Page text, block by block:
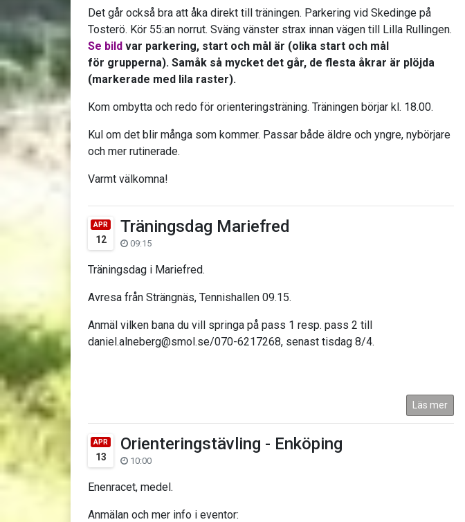
Det går också bra att åka direkt till träningen. Parkering vid Skedinge på
Tosterö. Kör 55:an norrut. Sväng vänster strax innan vägen till Lilla Rullingen.
Se bild var parkering, start och mål är (olika start och mål
för grupperna). Samåk så mycket det går, de flesta åkrar är plöjda
(markerade med lila raster).
Kom ombytta och redo för orienteringsträning. Träningen börjar kl. 18.00.
Kul om det blir många som kommer. Passar både äldre och yngre, nybörjare
och mer rutinerade.
Varmt välkomna!
APR
12
Träningsdag Mariefred
09:15
Träningsdag i Mariefred.
Avresa från Strängnäs, Tennishallen 09.15.
Anmäl vilken bana du vill springa på pass 1 resp. pass 2 till
daniel.alneberg@smol.se/070-6217268, senast tisdag 8/4.
Läs mer
APR
13
Orienteringstävling - Enköping
10:00
Enenracet, medel.
Anmälan och mer info i eventor: